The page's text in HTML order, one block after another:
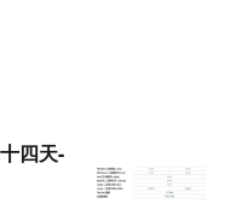
四天-